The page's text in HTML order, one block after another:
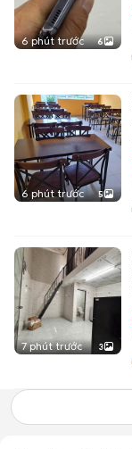
6 phút trước 6
6 phút trước 5
7 phút trước 3